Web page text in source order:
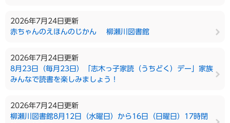
2026年7月24日更新
赤ちゃんのえほんのじかん 柳瀬川図書館
2026年7月24日更新
8月23日（毎月23日）「志木っ子家読（うちどく）デー」家族
みんなで読書を楽しみましょう！
2026年7月24日更新
柳瀬川図書館8月12日（水曜日）から16日（日曜日）17時閉